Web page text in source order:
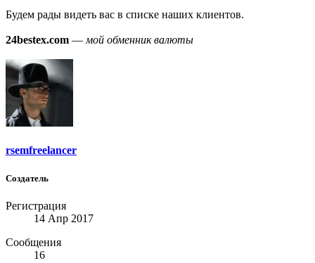
Будем рады видеть вас в списке наших клиентов.
24bestex.com — мой обменник валюты
rsemfreelancer
Создатель
Регистрация
14 Апр 2017
Сообщения
16